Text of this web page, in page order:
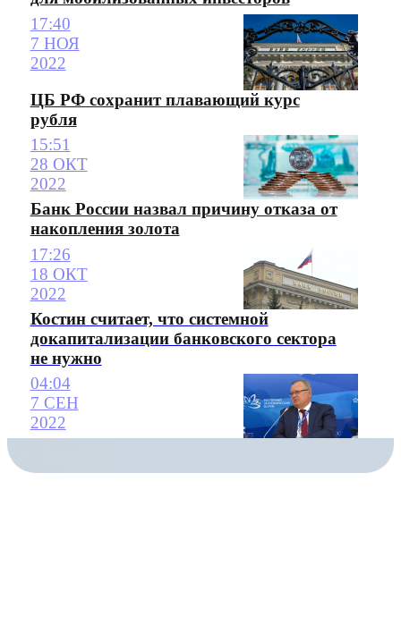
17:40
7 НОЯ
2022
ЦБ РФ сохранит плавающий курс
рубля
15:51
28 ОКТ
2022
Банк России назвал причину отказа от
накопления золота
17:26
18 ОКТ
2022
Костин считает, что системной
докапитализации банковского сектора
не нужно
04:04
7 СЕН
2022